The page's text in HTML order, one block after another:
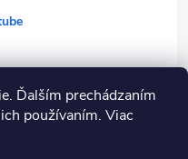
Ďalším prechádzaním
používaním. Viac